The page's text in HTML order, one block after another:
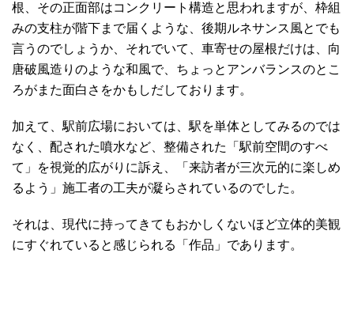
根、その正面部はコンクリート構造と思われますが、枠組
みの支柱が階下まで届くような、後期ルネサンス風とでも
言うのでしょうか、それでいて、車寄せの屋根だけは、向
唐破風造りのような和風で、ちょっとアンバランスのとこ
ろがまた面白さをかもしだしております。
加えて、駅前広場においては、駅を単体としてみるのでは
なく、配された噴水など、整備された「駅前空間のすべ
て」を視覚的広がりに訴え、「来訪者が三次元的に楽しめ
るよう」施工者の工夫が凝らされているのでした。
それは、現代に持ってきてもおかしくないほど立体的美観
にすぐれていると感じられる「作品」であります。